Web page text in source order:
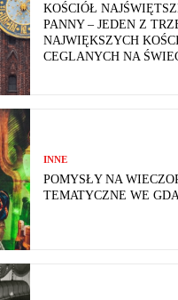
KOŚCIÓŁ
PANNY – JEDEN Z
NAJWIĘKSZYCH
CEGLANYCH NA
INNE
POMYSŁY NA
TEMATYCZNE WE